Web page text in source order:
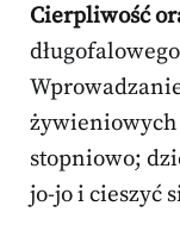
Cierpliwość
żywieniowych
stopniowo;
jo-jo i cieszyć